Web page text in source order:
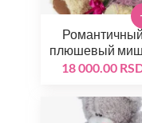
Романтичный
плюшевый
18 000.00